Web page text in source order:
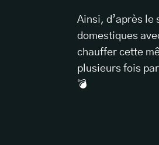
Ainsi, d’après le
domestiques
chauffer cette
plusieurs fois
💣